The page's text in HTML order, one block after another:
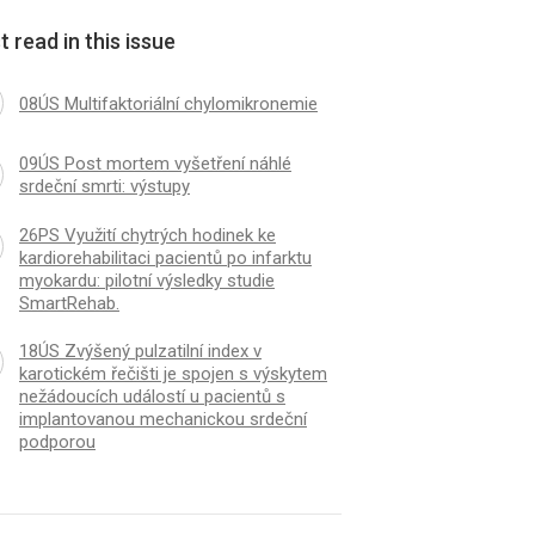
read in this issue
08ÚS Multifaktoriální chylomikronemie
09ÚS Post mortem vyšetření náhlé
srdeční smrti: výstupy
26PS Využití chytrých hodinek ke
kardiorehabilitaci pacientů po infarktu
myokardu: pilotní výsledky studie
SmartRehab.
18ÚS Zvýšený pulzatilní index v
karotickém řečišti je spojen s výskytem
nežádoucích událostí u pacientů s
implantovanou mechanickou srdeční
podporou